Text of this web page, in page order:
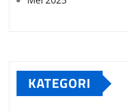
KATEGORI